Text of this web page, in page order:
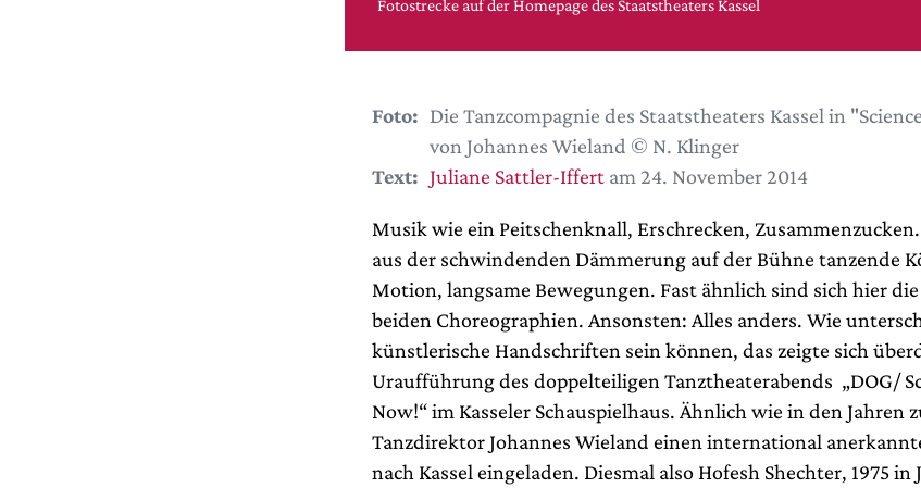
Fotostrecke auf der Homepage des Staatstheaters Kassel
Foto: Die Tanzcompagnie des Staatstheaters Kassel in
von Johannes Wieland © N. Klinger
Text: Juliane Sattler-Iffertam 24. November 2014
Musik wie ein Peitschenknall, Erschrecken,
aus der schwindenden Dämmerung auf der Bühne tanzende
Motion, langsame Bewegungen. Fast ähnlich sind sich hier
beiden Choreographien. Ansonsten: Alles anders. Wie
künstlerische Handschriften sein können, das zeigte sich
Uraufführung des doppelteiligen Tanztheaterabends „DOG/
Now!“ im Kasseler Schauspielhaus. Ähnlich wie in den Jahren
Tanzdirektor Johannes Wieland einen international
nach Kassel eingeladen. Diesmal also Hofesh Shechter, 1975 in